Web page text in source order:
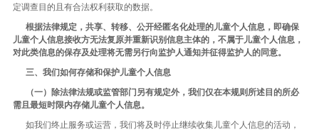
定调查目的且有合法权利获取的数据。
根据法律规定，共享、转移、公开经匿名化处理的儿童个人信息，即确保
儿童个人信息接收方无法复原并重新识别信息主体的，不属于儿童个人信息，
对此类信息的保存及处理将无需另行向监护人通知并征得监护人的同意。
三、我们如何存储和保护儿童个人信息
（一）除法律法规或监管部门另有规定外，我们仅在本规则所述目的所必
需且最短时限内存储儿童个人信息。
如我们终止服务或运营，我们将及时停止继续收集儿童个人信息的活动，